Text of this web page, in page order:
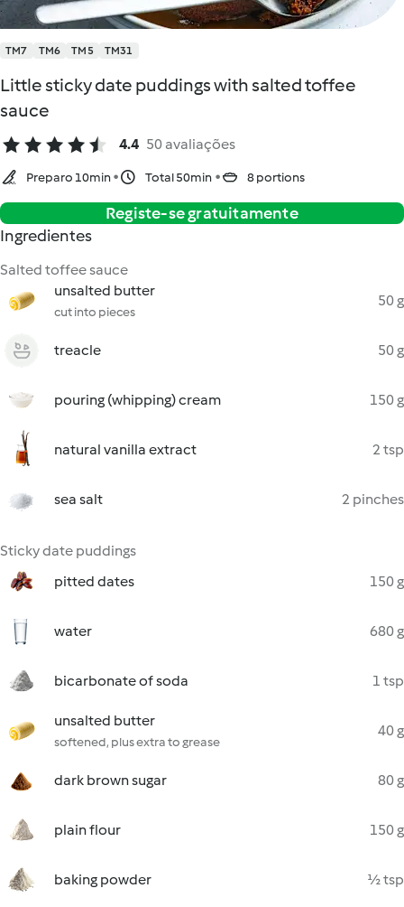
TM7 TM6 TM5 TM31
Little sticky date puddings with salted toffee
sauce
4.4 50 avaliações
Preparo 10min Total 50min 8 portions
Registe-se gratuitamente
Ingredientes
Salted toffee sauce
unsalted butter
cut into pieces
50 g
treacle 50 g
pouring (whipping) cream 150 g
natural vanilla extract 2 tsp
sea salt 2 pinches
Sticky date puddings
pitted dates
150 g
water 680 g
bicarbonate of soda 1 tsp
unsalted butter
softened, plus extra to grease
40 g
dark brown sugar 80 g
plain flour 150 g
baking powder ½ tsp